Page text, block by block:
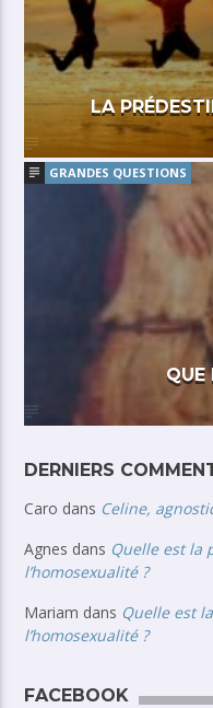
LA
GRANDES QUESTIONS
QUE
DERNIERS
Caro dans Celine,
Agnes dans Quelle est la
l’homosexualité ?
Mariam dans Quelle est
l’homosexualité ?
FACEBOOK